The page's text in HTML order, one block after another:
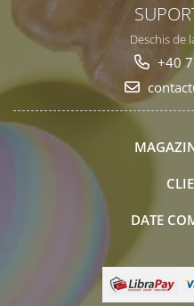
Deschis de
+40
DATE